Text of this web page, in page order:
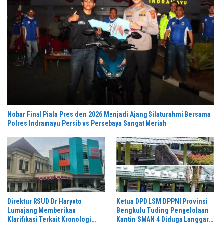
Nobar Final Piala Presiden 2026 Menjadi Ajang Silaturahmi Bersama
Polres Indramayu Persib vs Persebaya Sangat Meriah
Direktur RSUD Dr Haryoto
Lumajang Memberikan
Klarifikasi Terkait Kronologi
Ketua DPD LSM DPPNI Provinsi
Bengkulu Tuding Pengelolaan
Kantin SMAN 4 Diduga Langgar